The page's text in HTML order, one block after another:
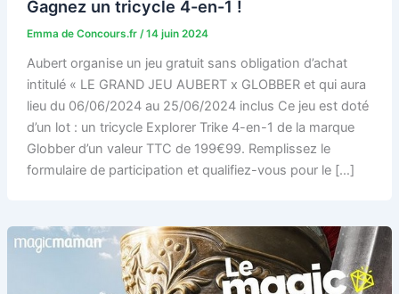
Gagnez un tricycle 4-en-1 !
Emma de Concours.fr /14 juin 2024
Aubert organise un jeu gratuit sans obligation d’achat
intitulé « LE GRAND JEU AUBERT x GLOBBER et qui aura
lieu du 06/06/2024 au 25/06/2024 inclus Ce jeu est doté
d’un lot : un tricycle Explorer Trike 4-en-1 de la marque
Globber d’un valeur TTC de 199€99. Remplissez le
formulaire de participation et qualifiez-vous pour le […]